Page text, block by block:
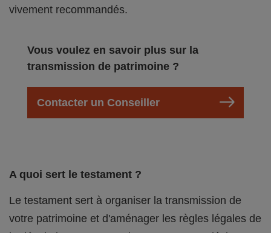
vivement recommandés.
Vous voulez en savoir plus sur la
transmission de patrimoine ?
Contacter un Conseiller
A quoi sert le testament ?
Le testament sert à organiser la transmission de
votre patrimoine et d'aménager les règles légales de